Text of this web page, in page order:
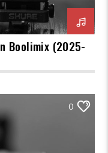
Boolimix (2025-
0